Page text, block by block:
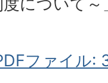
ファイル: